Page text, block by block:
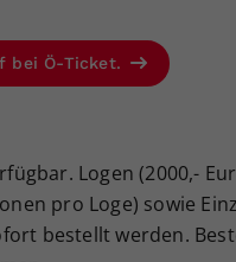
bei Ö-Ticket.
Logen (2000,-
pro Loge) sowie
bestellt werden.